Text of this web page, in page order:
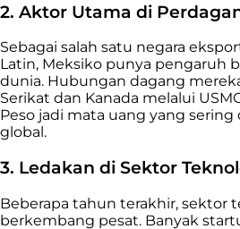
2. Aktor Utama di
Sebagai salah satu negara
Latin, Meksiko punya pengaruh
dunia. Hubungan dagang
Serikat dan Kanada melalui
Peso jadi mata uang yang
global.
3. Ledakan di Sektor
Beberapa tahun terakhir, sektor
berkembang pesat. Banyak